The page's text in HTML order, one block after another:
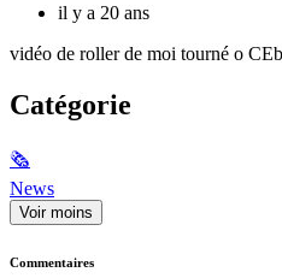
il y a 20 ans
vidéo de roller de moi tourné o
Catégorie
🗞
News
Voir moins
Commentaires